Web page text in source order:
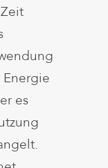
es